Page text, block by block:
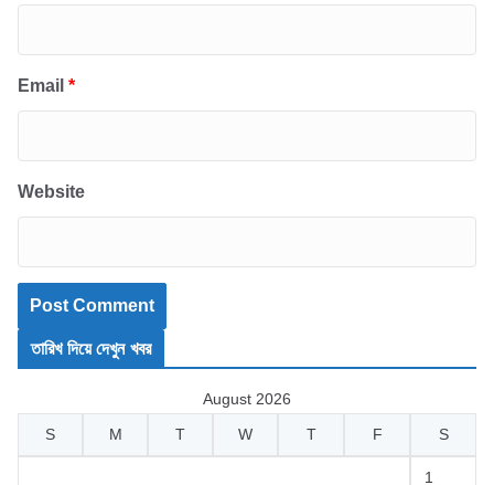
Email *
Website
তারিখ দিয়ে দেখুন খবর
August 2026
S
M T W T F S
1